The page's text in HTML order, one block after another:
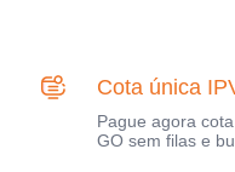
Cota única
Pague agora
GO sem filas e